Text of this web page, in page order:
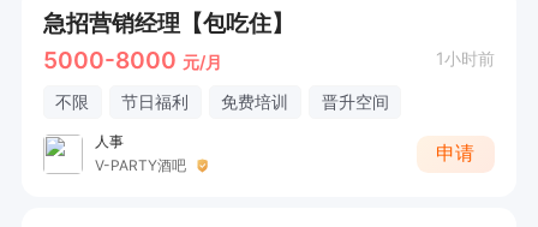
急招营销经理【包吃住】
5000-8000 元/月 1小时前
不限 节日福利 免费培训 晋升空间
人事
V-PARTY酒吧
申请